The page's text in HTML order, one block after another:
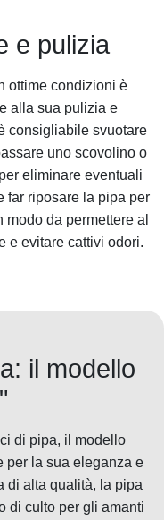
e pulizia
ottime condizioni è
alla sua pulizia e
consigliabile svuotare
uno scovolino o
eliminare eventuali
far riposare la pipa per
da permettere al
e evitare cattivi odori.
il modello
di pipa, il modello
per la sua eleganza e
di alta qualità, la pipa
di culto per gli amanti